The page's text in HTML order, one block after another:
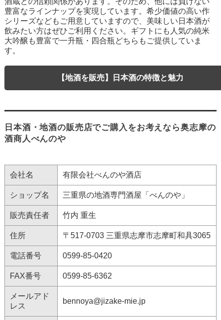
豊富なラインナップを実現しています。希少価値の高い作
シリーズなどもご用意していますので、美味しい日本酒が
飲みたい方はぜひご利用ください。ギフトにも人気の純米
大吟醸も豊富で一升瓶・四合瓶どちらもご提供していま
す。
【地酒を販売】日本酒の特徴と魅力
日本酒・地酒の販売店でご購入をお考えなら奥志摩の
酒商人べんのや
会社名 有限会社べんのや酒店
ショップ名 三重県の地酒専門酒屋「べんのや」
販売責任者 竹内 重生
住所 〒517-0703 三重県志摩市志摩町和具3065
電話番号 0599-85-0420
FAX番号 0599-85-6362
メールアド
レス
bennoya@jizake-mie.jp